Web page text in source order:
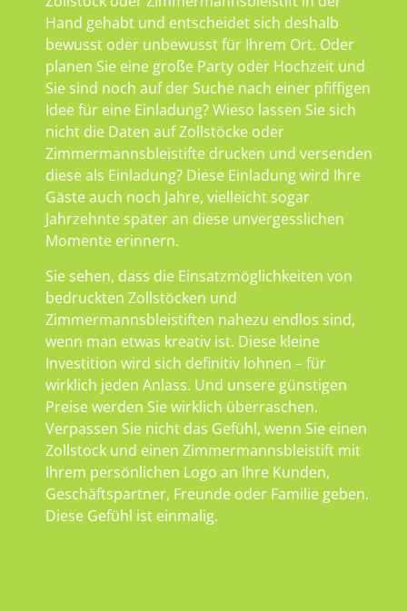
Hand gehabt und entscheidet sich deshalb
bewusst oder unbewusst für Ihrem Ort. Oder
planen Sie eine große Party oder Hochzeit und
Sie sind noch auf der Suche nach einer pfiffigen
Idee für eine Einladung? Wieso lassen Sie sich
nicht die Daten auf Zollstöcke oder
Zimmermannsbleistifte drucken und versenden
diese als Einladung? Diese Einladung wird Ihre
Gäste auch noch Jahre, vielleicht sogar
Jahrzehnte später an diese unvergesslichen
Momente erinnern.
Sie sehen, dass die Einsatzmöglichkeiten von
bedruckten Zollstöcken und
Zimmermannsbleistiften nahezu endlos sind,
wenn man etwas kreativ ist. Diese kleine
Investition wird sich definitiv lohnen – für
wirklich jeden Anlass. Und unsere günstigen
Preise werden Sie wirklich überraschen.
Verpassen Sie nicht das Gefühl, wenn Sie einen
Zollstock und einen Zimmermannsbleistift mit
Ihrem persönlichen Logo an Ihre Kunden,
Geschäftspartner, Freunde oder Familie geben.
Diese Gefühl ist einmalig.